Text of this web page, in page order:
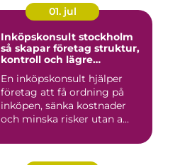
01. jul
Inköpskonsult stockholm
så skapar företag struktur,
kontroll och lägre
En inköpskonsult hjälper
företag att få ordning på
inköpen, sänka kostnader
och minska risker utan a...